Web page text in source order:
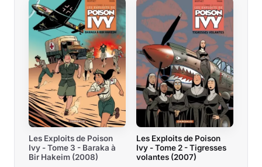
Les Exploits de Poison
Ivy - Tome 3 - Baraka à
Bir Hakeim (2008)
Les Exploits de Poison
Ivy - Tome 2 - Tigresses
volantes (2007)